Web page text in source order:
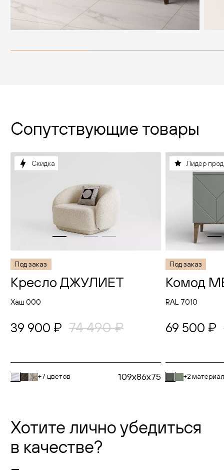
Сопутствующие товары
Скидка
Кресло ДЖУЛИЕТ
Под заказ
Хаш 000
39 900 ₽ 74 490 ₽
+7 цветов 109x86x75
Лидер
Комод
Под заказ
RAL 7010
69 500 ₽
+2
Хотите лично убедиться
в качестве?